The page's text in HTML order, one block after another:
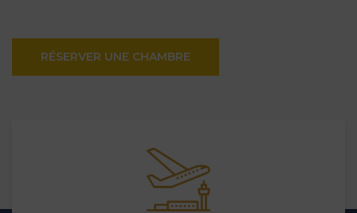
RÉSERVER UNE CHAMBRE